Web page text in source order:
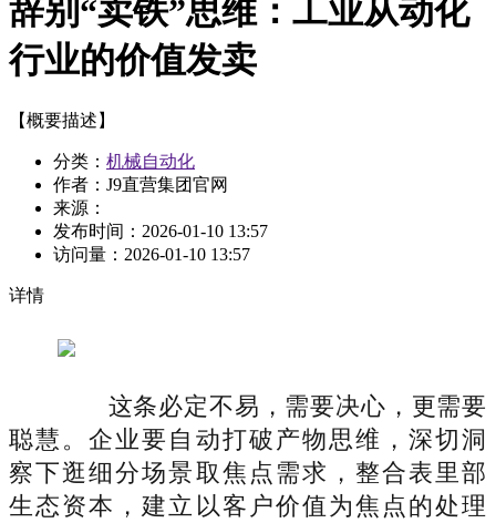
辞别“卖铁”思维：工业从动化
行业的价值发卖
【概要描述】
分类： 机械自动化
作者：J9直营集团官网
来源：
发布时间： 2026-01-10 13:57
访问量： 2026-01-10 13:57
详情
这条必定不易，需要决心，更需要
聪慧。企业要自动打破产物思维，深切洞
察下逛细分场景取焦点需求，整合表里部
生态资本，建立以客户价值为焦点的处理